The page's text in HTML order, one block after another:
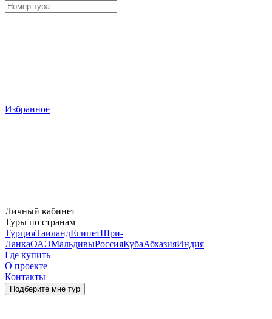
Избранное
Личный кабинет
Туры по странам
ТурцияТаиландЕгипетШри-
ЛанкаОАЭМальдивыРоссияКубаАбхазияИндия
Где купить
О проекте
Контакты
Подберите мне тур